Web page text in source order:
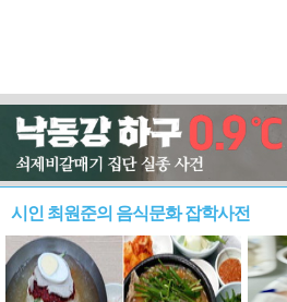
시인 최원준의 음식문화 잡학사전